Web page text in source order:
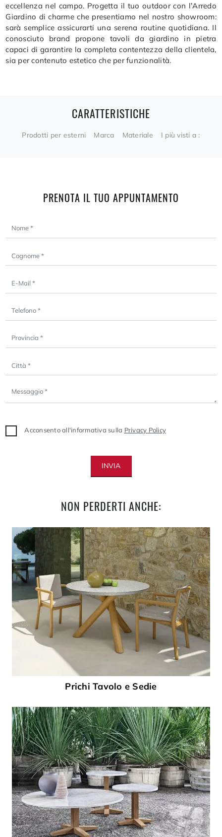
eccellenza nel campo. Progetta il tuo outdoor con l’Arredo
Giardino di charme che presentiamo nel nostro showroom:
sarà semplice assicurarti una serena routine quotidiana. Il
conosciuto brand propone tavoli da giardino in pietra
capaci di garantire la completa contentezza della clientela,
sia per contenuto estetico che per funzionalità.
CARATTERISTICHE
Prodotti per esterni Marca Materiale I più visti a :
PRENOTA IL TUO APPUNTAMENTO
Acconsento all'informativa sulla Privacy Policy
INVIA
NON PERDERTI ANCHE:
Prichi Tavolo e Sedie